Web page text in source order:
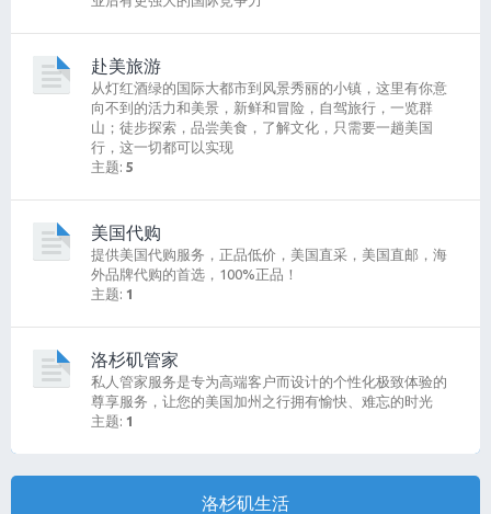
赴美旅游
从灯红酒绿的国际大都市到风景秀丽的小镇，这里有你意
向不到的活力和美景，新鲜和冒险，自驾旅行，一览群
山；徒步探索，品尝美食，了解文化，只需要一趟美国
行，这一切都可以实现
主题: 5
美国代购
提供美国代购服务，正品低价，美国直采，美国直邮，海
外品牌代购的首选，100%正品！
主题: 1
洛杉矶管家
私人管家服务是专为高端客户而设计的个性化极致体验的
尊享服务，让您的美国加州之行拥有愉快、难忘的时光
主题: 1
洛杉矶生活